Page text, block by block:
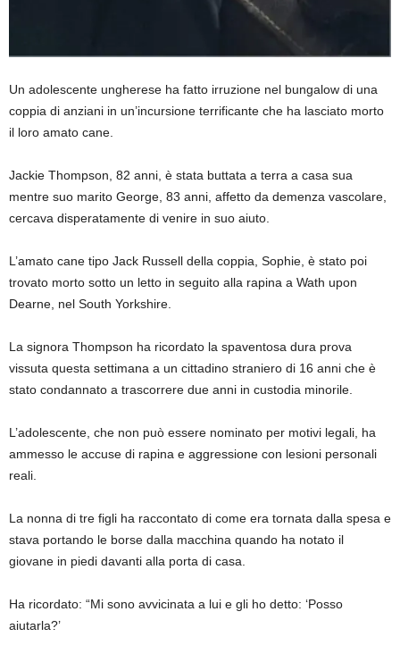
Un adolescente ungherese ha fatto irruzione nel bungalow di una
coppia di anziani in un’incursione terrificante che ha lasciato morto
il loro amato cane.
Jackie Thompson, 82 anni, è stata buttata a terra a casa sua
mentre suo marito George, 83 anni, affetto da demenza vascolare,
cercava disperatamente di venire in suo aiuto.
L’amato cane tipo Jack Russell della coppia, Sophie, è stato poi
trovato morto sotto un letto in seguito alla rapina a Wath upon
Dearne, nel South Yorkshire.
La signora Thompson ha ricordato la spaventosa dura prova
vissuta questa settimana a un cittadino straniero di 16 anni che è
stato condannato a trascorrere due anni in custodia minorile.
L’adolescente, che non può essere nominato per motivi legali, ha
ammesso le accuse di rapina e aggressione con lesioni personali
reali.
La nonna di tre figli ha raccontato di come era tornata dalla spesa e
stava portando le borse dalla macchina quando ha notato il
giovane in piedi davanti alla porta di casa.
Ha ricordato: “Mi sono avvicinata a lui e gli ho detto: ‘Posso
aiutarla?’